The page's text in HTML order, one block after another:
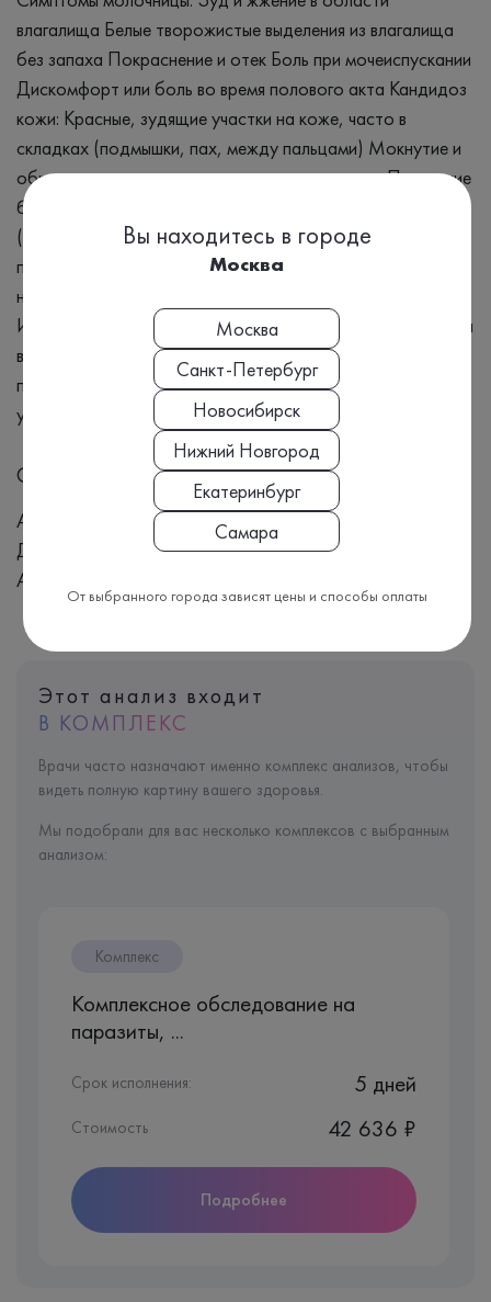
влагалища Белые творожистые выделения из влагалища
без запаха Покраснение и отек Боль при мочеиспускании
Дискомфорт или боль во время полового акта Кандидоз
кожи: Красные, зудящие участки на коже, часто в
складках (подмышки, пах, между пальцами) Мокнутие и
образование трещин на пораженных участках Появление
белого налета или мелких пузырьков Кандидоз ногтей
(онихомикоз): Утолщение и изменение цвета ногтевой
пластины (желтый, коричневый) Ломкость и расслоение
ногтей Воспаление и болезненность вокруг ногтя
Инвазивный кандидоз (системная инфекция, поражающая
внутренние органы): Лихорадка и озноб, которые не
проходят при лечении антибиотиками Слабость,
утомляемость Симптомы поражения внутренних органов
Синонимы
Антитела к Кандида, IgG, Candida albicans, Кандидоз,
Дрожжевые грибки, Нормальная микрофлора, Кандида
Альбиканс, Зуд и жжение, Белые творожистые выделения
Этот анализ входит
В КОМПЛЕКС
Врачи часто назначают именно комплекс анализов, чтобы
видеть полную картину вашего здоровья.
Мы подобрали для вас несколько комплексов с выбранным
анализом:
Комплекс
Комплексное обследование на
паразиты, ...
Срок исполнения: 5 дней
Стоимость 42 636 ₽
Подробнее
Вы находитесь в городе
Москва
Москва
Санкт-Петербург
Новосибирск
Нижний Новгород
Екатеринбург
Самара
От выбранного города зависят цены и способы оплаты